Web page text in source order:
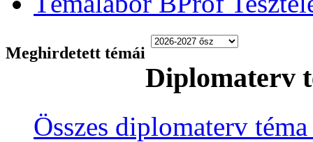
Meghirdetett témái
Diplomaterv
Összes diplomaterv